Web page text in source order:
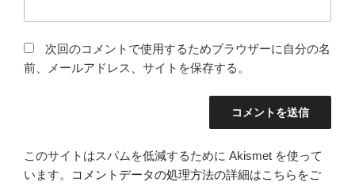
次回のコメントで使用するためブラウザーに自分の名
前、メールアドレス、サイトを保存する。
このサイトはスパムを低減するために Akismet を使って
います。
コメントデータの処理方法の詳細はこちらをご